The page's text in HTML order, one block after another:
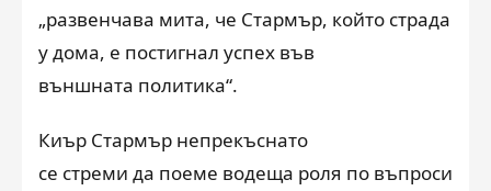
„развенчава мита, че Стармър, който страда
у дома, е постигнал успех във
външната политика“.
Киър Стармър непрекъснато
се стреми да поеме водеща роля по въпроси